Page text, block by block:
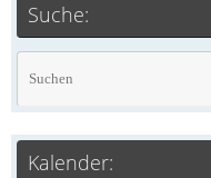
Suche:
Kalender: